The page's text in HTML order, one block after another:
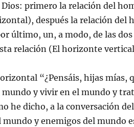
primero la relación del
después la relación del
último, un, a modo, de las dos
relación (El horizonte
“¿Pensáis, hijas mías,
y vivir en el mundo y
he dicho, a la conversación
y enemigos del mundo